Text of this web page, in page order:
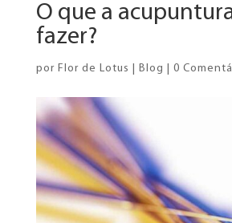
O que a
fazer?
por Flor de Lotus Blog 0